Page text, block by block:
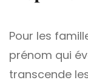
Pour les
prénom qui
transcende